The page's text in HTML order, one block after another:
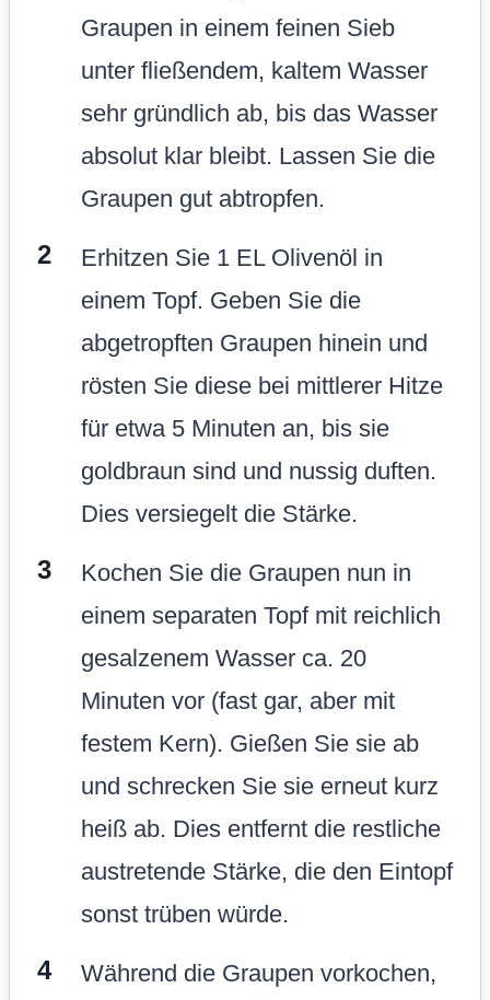
Graupen in einem feinen Sieb
unter fließendem, kaltem Wasser
sehr gründlich ab, bis das Wasser
absolut klar bleibt. Lassen Sie die
Graupen gut abtropfen.
Erhitzen Sie 1 EL Olivenöl in
einem Topf. Geben Sie die
abgetropften Graupen hinein und
rösten Sie diese bei mittlerer Hitze
für etwa 5 Minuten an, bis sie
goldbraun sind und nussig duften.
Dies versiegelt die Stärke.
Kochen Sie die Graupen nun in
einem separaten Topf mit reichlich
gesalzenem Wasser ca. 20
Minuten vor (fast gar, aber mit
festem Kern). Gießen Sie sie ab
und schrecken Sie sie erneut kurz
heiß ab. Dies entfernt die restliche
austretende Stärke, die den Eintopf
sonst trüben würde.
Während die Graupen vorkochen,